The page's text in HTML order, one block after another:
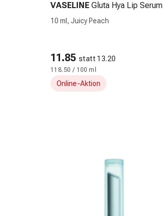
Bauchschmerzen,
Blähungen
Verstopfung
Hauterkrankungen
Ekzeme,
VASELINE Gluta Hya Lip Serum
10 ml, Juicy Peach
11.85 statt 13.20
118.50 / 100 ml
Online-Aktion